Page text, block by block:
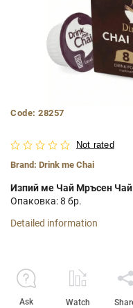
Code: 28257
Not rated
Brand: Drink me Chai
Изпий ме Чай Мръсен Чай
Опаковка: 8 бр.
Detailed information
Ask Watch